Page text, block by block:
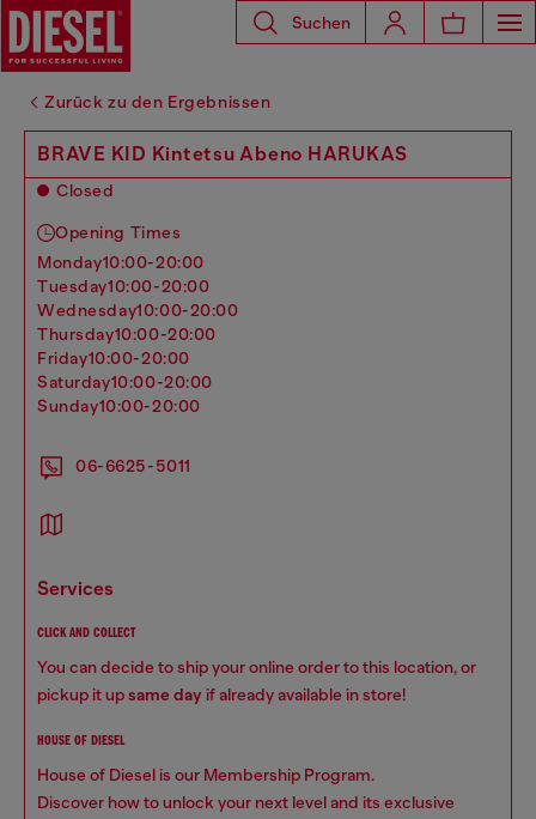
Suchen
Zurück zu den Ergebnissen
BRAVE KID Kintetsu Abeno HARUKAS
Closed
Opening Times
monday10:00-20:00
tuesday10:00-20:00
wednesday10:00-20:00
thursday10:00-20:00
friday10:00-20:00
saturday10:00-20:00
sunday10:00-20:00
06-6625-5011
services
CLICK AND COLLECT
You can decide to ship your online order to this location, or
pickup it upsame day if already available in store!
HOUSE OF DIESEL
House of Diesel is our Membership Program.
Discover how to unlock your next level and its exclusive